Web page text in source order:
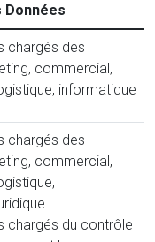
Données
chargés des
commercial,
informatique
chargés des
commercial,
chargés du contrôle